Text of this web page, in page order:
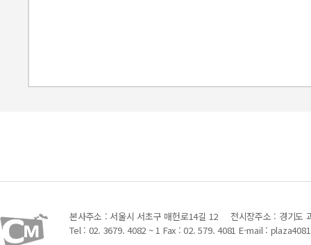
본사주소 : 서울시 서초구 매헌로14길 12
전시장주소 : 경기도
Tel : 02. 3679. 4082 ~ 1 Fax : 02. 579. 4081 E-mail :